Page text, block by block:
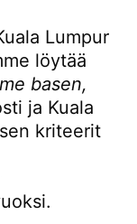
Lumpur
löytää
basen,
ja Kuala
kriteerit